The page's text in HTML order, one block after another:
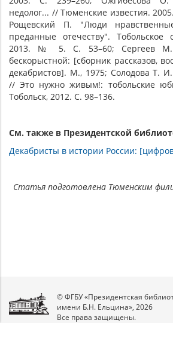
недолог... // Тюменские известия.
Рощевский П. "Люди
преданные отечеству". Тобольское
2013. № 5. С. 53–60; Сергеев
бескорыстной: [сборник рассказов,
декабристов]. М., 1975; Солодова Т.
// Это нужно живым!: тобольские
Тобольск, 2012. С. 98–136.
См. также в Президентской
Декабристы в истории России:
Статья подготовлена Тюменским
© ФГБУ «Президентская
имени Б.Н. Ельцина», 2026
Все права защищены.